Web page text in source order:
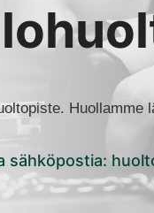
sähköpostia: